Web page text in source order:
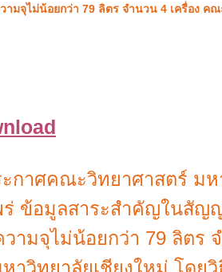
ามจุไม่น้อยกว่า 79 ลิตร จำนวน 4 เครื่อง ค
ะกาศคณะวิทยาศาสตร์ มห
ร่ ข้อมูลสาระสำคัญในสัญ
ามจุไม่น้อยกว่า 79 ลิตร